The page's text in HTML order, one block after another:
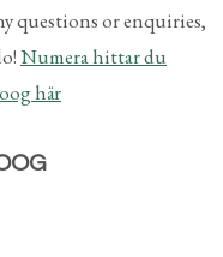
questions or enquiries,
Numera hittar du
här